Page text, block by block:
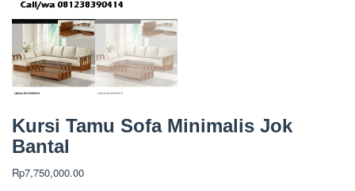
Kursi Tamu Sofa Minimalis Jok
Bantal
Rp7,750,000.00